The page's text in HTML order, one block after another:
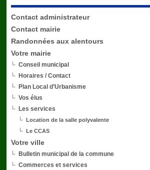
Contact administrateur
Contact mairie
Randonnées aux alentours
Votre mairie
Conseil municipal
Horaires / Contact
Plan Local d’Urbanisme
Vos élus
Les services
Location de la salle polyvalente
Le CCAS
Votre ville
Bulletin municipal de la commune
Commerces et services